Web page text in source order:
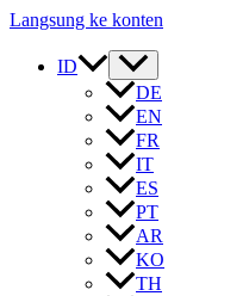
Langsung ke konten
ID
DE
EN
FR
IT
ES
PT
AR
KO
TH